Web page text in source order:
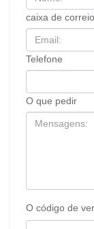
caixa de correio
Telefone
O que pedir
O código de